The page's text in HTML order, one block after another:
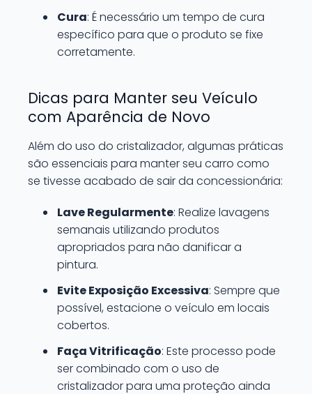
Cura: É necessário um tempo de cura
específico para que o produto se fixe
corretamente.
Dicas para Manter seu Veículo
com Aparência de Novo
Além do uso do cristalizador, algumas práticas
são essenciais para manter seu carro como
se tivesse acabado de sair da concessionária:
Lave Regularmente: Realize lavagens
semanais utilizando produtos
apropriados para não danificar a
pintura.
Evite Exposição Excessiva: Sempre que
possível, estacione o veículo em locais
cobertos.
Faça Vitrificação: Este processo pode
ser combinado com o uso de
cristalizador para uma proteção ainda